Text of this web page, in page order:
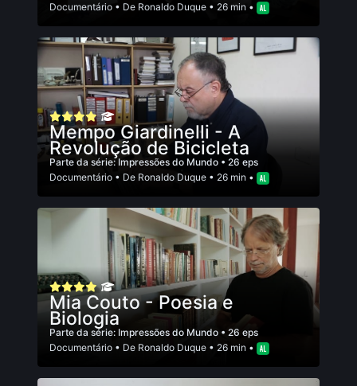
Documentário • De Ronaldo Duque • 26 min •
Mempo Giardinelli - A
Revolução de Bicicleta
Parte da série:Impressões do Mundo • 26 eps
Documentário • De Ronaldo Duque • 26 min •
Mia Couto - Poesia e
Biologia
Parte da série: Impressões do Mundo • 26 eps
Documentário • De Ronaldo Duque • 26 min •